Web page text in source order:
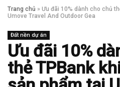
Trang chủ » Ưu đãi 10% dành cho chủ
Umove Travel And Outdoor Gea
Đất nền dự án
Ưu đãi 10%
thẻ TPBank